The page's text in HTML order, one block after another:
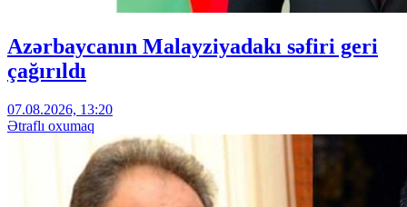
Azərbaycanın Malayziyadakı səfiri geri
çağırıldı
07.08.2026, 13:20
Ətraflı oxumaq